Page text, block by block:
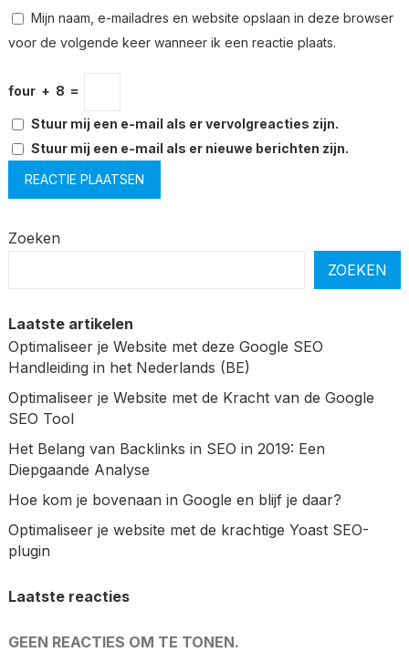
Mijn naam, e-mailadres en website opslaan in deze browser
voor de volgende keer wanneer ik een reactie plaats.
four + 8 =
Stuur mij een e-mail als er vervolgreacties zijn.
Stuur mij een e-mail als er nieuwe berichten zijn.
Zoeken
ZOEKEN
Laatste artikelen
Optimaliseer je Website met deze Google SEO
Handleiding in het Nederlands (BE)
Optimaliseer je Website met de Kracht van de Google
SEO Tool
Het Belang van Backlinks in SEO in 2019: Een
Diepgaande Analyse
Hoe kom je bovenaan in Google en blijf je daar?
Optimaliseer je website met de krachtige Yoast SEO-
plugin
Laatste reacties
GEEN REACTIES OM TE TONEN.